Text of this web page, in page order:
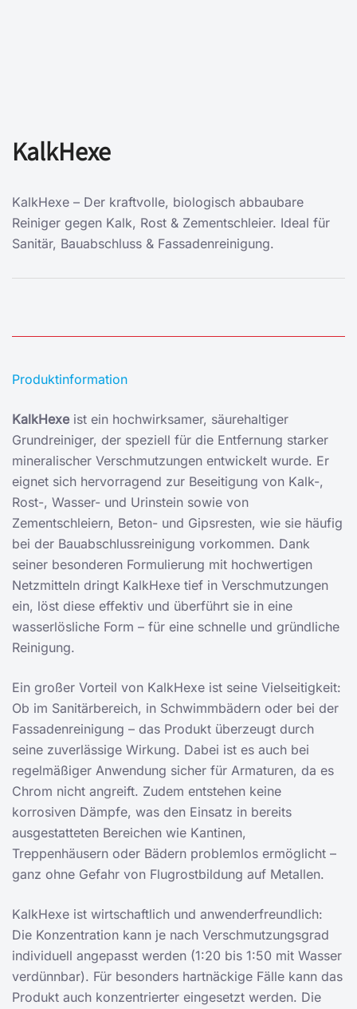
KalkHexe
KalkHexe – Der kraftvolle, biologisch abbaubare
Reiniger gegen Kalk, Rost & Zementschleier. Ideal für
Sanitär, Bauabschluss & Fassadenreinigung.
Produktinformation
KalkHexeist ein hochwirksamer, säurehaltiger
Grundreiniger, der speziell für die Entfernung starker
mineralischer Verschmutzungen entwickelt wurde. Er
eignet sich hervorragend zur Beseitigung von Kalk-,
Rost-, Wasser- und Urinstein sowie von
Zementschleiern, Beton- und Gipsresten, wie sie häufig
bei der Bauabschlussreinigung vorkommen. Dank
seiner besonderen Formulierung mit hochwertigen
Netzmitteln dringt KalkHexe tief in Verschmutzungen
ein, löst diese effektiv und überführt sie in eine
wasserlösliche Form – für eine schnelle und gründliche
Reinigung.
Ein großer Vorteil von KalkHexe ist seine Vielseitigkeit:
Ob im Sanitärbereich, in Schwimmbädern oder bei der
Fassadenreinigung – das Produkt überzeugt durch
seine zuverlässige Wirkung. Dabei ist es auch bei
regelmäßiger Anwendung sicher für Armaturen, da es
Chrom nicht angreift. Zudem entstehen keine
korrosiven Dämpfe, was den Einsatz in bereits
ausgestatteten Bereichen wie Kantinen,
Treppenhäusern oder Bädern problemlos ermöglicht –
ganz ohne Gefahr von Flugrostbildung auf Metallen.
KalkHexe ist wirtschaftlich und anwenderfreundlich:
Die Konzentration kann je nach Verschmutzungsgrad
individuell angepasst werden (1:20 bis 1:50 mit Wasser
verdünnbar). Für besonders hartnäckige Fälle kann das
Produkt auch konzentrierter eingesetzt werden. Die